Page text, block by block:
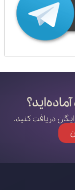
دریافت کنید.